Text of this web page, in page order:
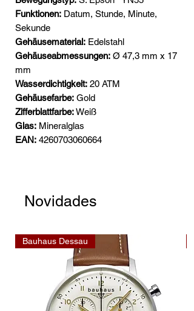
Funktionen: Datum, Stunde, Minute,
Sekunde
Gehäusematerial: Edelstahl
Gehäuseabmessungen: Ø 47,3 mm x 17
mm
Wasserdichtigkeit: 20 ATM
Gehäusefarbe: Gold
Zifferblattfarbe:Weiß
Glas: Mineralglas
EAN: 4260703060664
Novidades
Bauhaus Dessau